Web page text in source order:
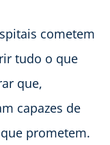
cometem
tudo o que
que,
capazes de
prometem.